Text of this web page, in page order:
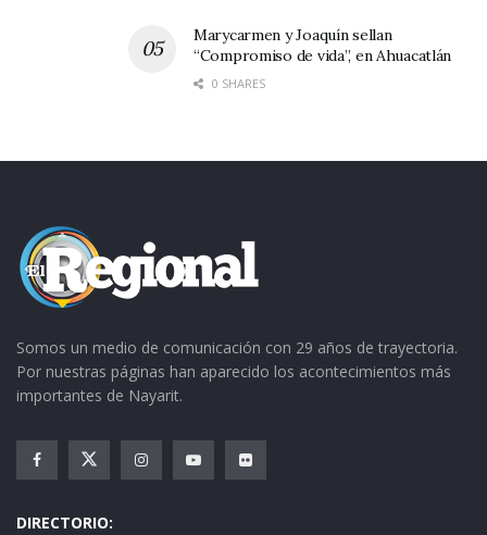
Marycarmen y Joaquín sellan
“Compromiso de vida”, en Ahuacatlán
0 SHARES
Somos un medio de comunicación con 29 años de trayectoria.
Por nuestras páginas han aparecido los acontecimientos más
importantes de Nayarit.
DIRECTORIO: